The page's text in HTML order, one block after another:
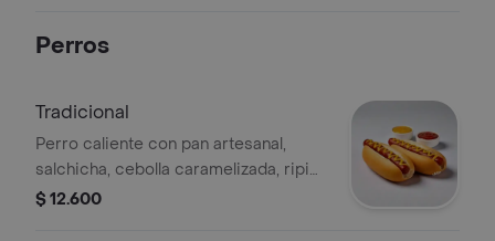
Perros
Tradicional
Perro caliente con pan artesanal,
salchicha, cebolla caramelizada, ripio
y salsas de la casa.
$ 12.600